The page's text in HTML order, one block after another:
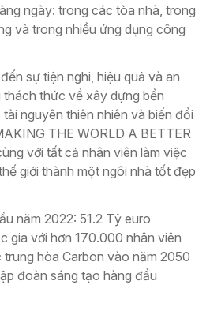
ngày: trong các tòa nhà, trong
và trong nhiều ứng dụng công
sự tiện nghi, hiệu quả và an
thức về xây dựng bền
nguyên thiên nhiên và biến đổi
THE WORLD A BETTER
với tất cả nhân viên làm việc
giới thành một ngôi nhà tốt đẹp
năm 2022: 51.2 Tỷ euro
gia với hơn 170.000 nhân viên
hòa Carbon vào năm 2050
đoàn sáng tạo hàng đầu